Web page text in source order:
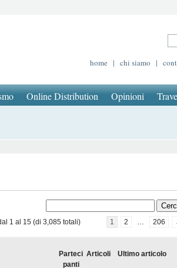
home | chi siamo |
Online Distribution Opinioni
1 al 15 (di 3,085 totali) 1 2 … 206
Parteci
panti
Articoli Ultimo articolo